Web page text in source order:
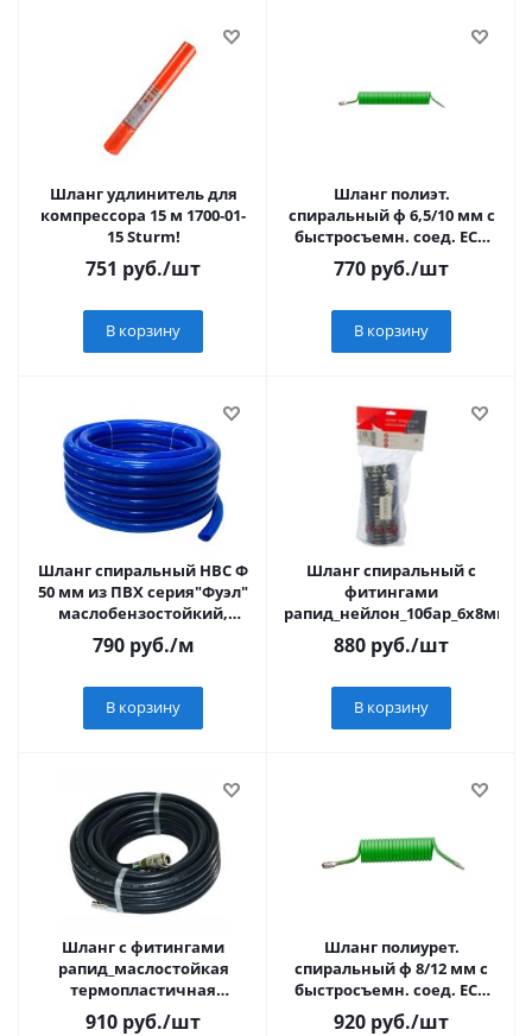
Шланг удлинитель для
компрессора 15 м 1700-01-
15 Sturm!
751 руб./шт
В корзину
Шланг полиэт.
спиральный ф 6,5/10 мм с
быстросъемн. соед. ECO
(длина 10 м)
770 руб./шт
В корзину
Шланг спиральный НВС Ф
50 мм из ПВХ серия"Фуэл"
маслобензостойкий,
синий (бухта 30 м)
790руб./м
В корзину
Шланг спиральный с
фитингами
880 руб./шт
В корзину
Шланг с фитингами
рапид_маслостойкая
термопластичная
резина_15бар_ 6x11мм_5м
910 руб./шт
Шланг полиурет.
спиральный ф 8/12 мм c
быстросъемн. соед. ECO
(длина 5 м
920 руб./шт